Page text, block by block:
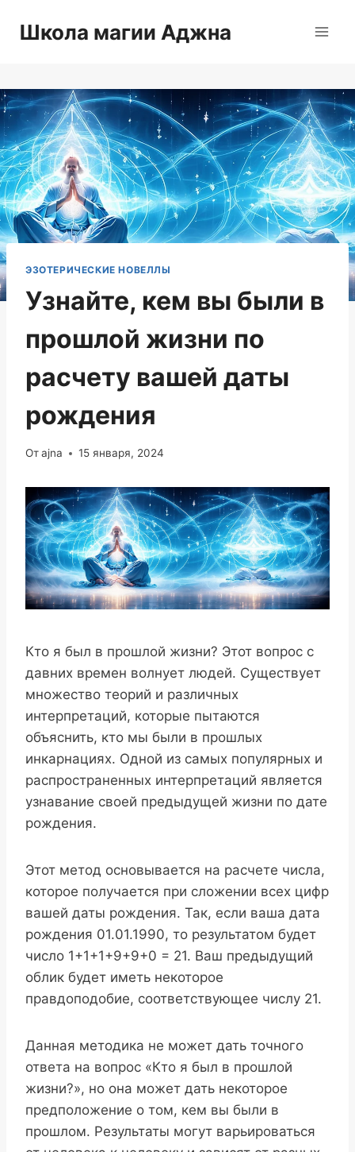
Школа магии Аджна
ЭЗОТЕРИЧЕСКИЕ НОВЕЛЛЫ
Узнайте, кем вы были в
прошлой жизни по
расчету вашей даты
рождения
Отajna 15 января, 2024
Кто я был в прошлой жизни? Этот вопрос с
давних времен волнует людей. Существует
множество теорий и различных
интерпретаций, которые пытаются
объяснить, кто мы были в прошлых
инкарнациях. Одной из самых популярных и
распространенных интерпретаций является
узнавание своей предыдущей жизни по дате
рождения.
Этот метод основывается на расчете числа,
которое получается при сложении всех цифр
вашей даты рождения. Так, если ваша дата
рождения 01.01.1990, то результатом будет
число 1+1+1+9+9+0 = 21. Ваш предыдущий
облик будет иметь некоторое
правдоподобие, соответствующее числу 21.
Данная методика не может дать точного
ответа на вопрос «Кто я был в прошлой
жизни?», но она может дать некоторое
предположение о том, кем вы были в
прошлом. Результаты могут варьироваться